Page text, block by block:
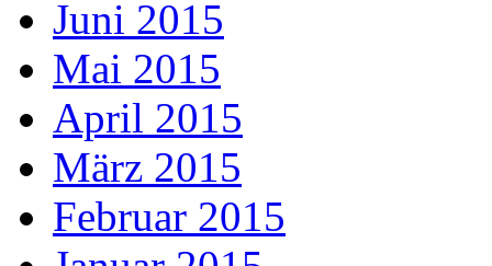
Juni 2015
Mai 2015
April 2015
März 2015
Februar 2015